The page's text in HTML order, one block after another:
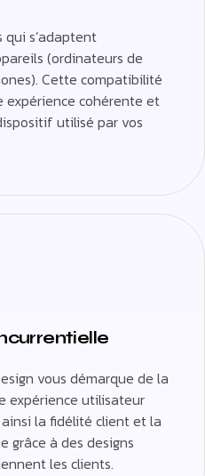
qui s’adaptent
(ordinateurs de
Cette compatibilité
cohérente et
utilisé par vos
vous démarque de la
expérience utilisateur
la fidélité client et la
grâce à des designs
les clients.